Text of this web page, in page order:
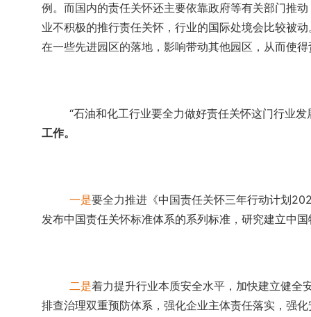
例。而国内的责任关怀还主要依靠政府等有关部门推
业不积极的推行责任关怀，行业的国际处境会比较被
在一些先进园区的落地，影响带动其他园区，从而使
“石油和化工行业要全力做好责任关怀这门行业发
工作。
一是要全力推进《中国责任关怀三年行动计划
发布中国责任关怀标准体系的系列标准，研究建立中
二是着力提升行业本质安全水平，加快建立健全
排查治理双重预防体系，强化企业主体责任落实，强